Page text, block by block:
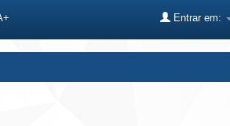
Entrar em: